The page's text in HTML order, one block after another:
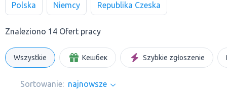
Polska Niemcy Republika Czeska
Znaleziono 14 Ofert pracy
Wszystkie Кешбек Szybkie zgłoszenie
Sortowanie: najnowsze